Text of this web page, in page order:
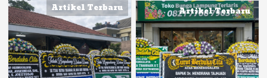
Artikel Terbaru
Artikel Terbaru